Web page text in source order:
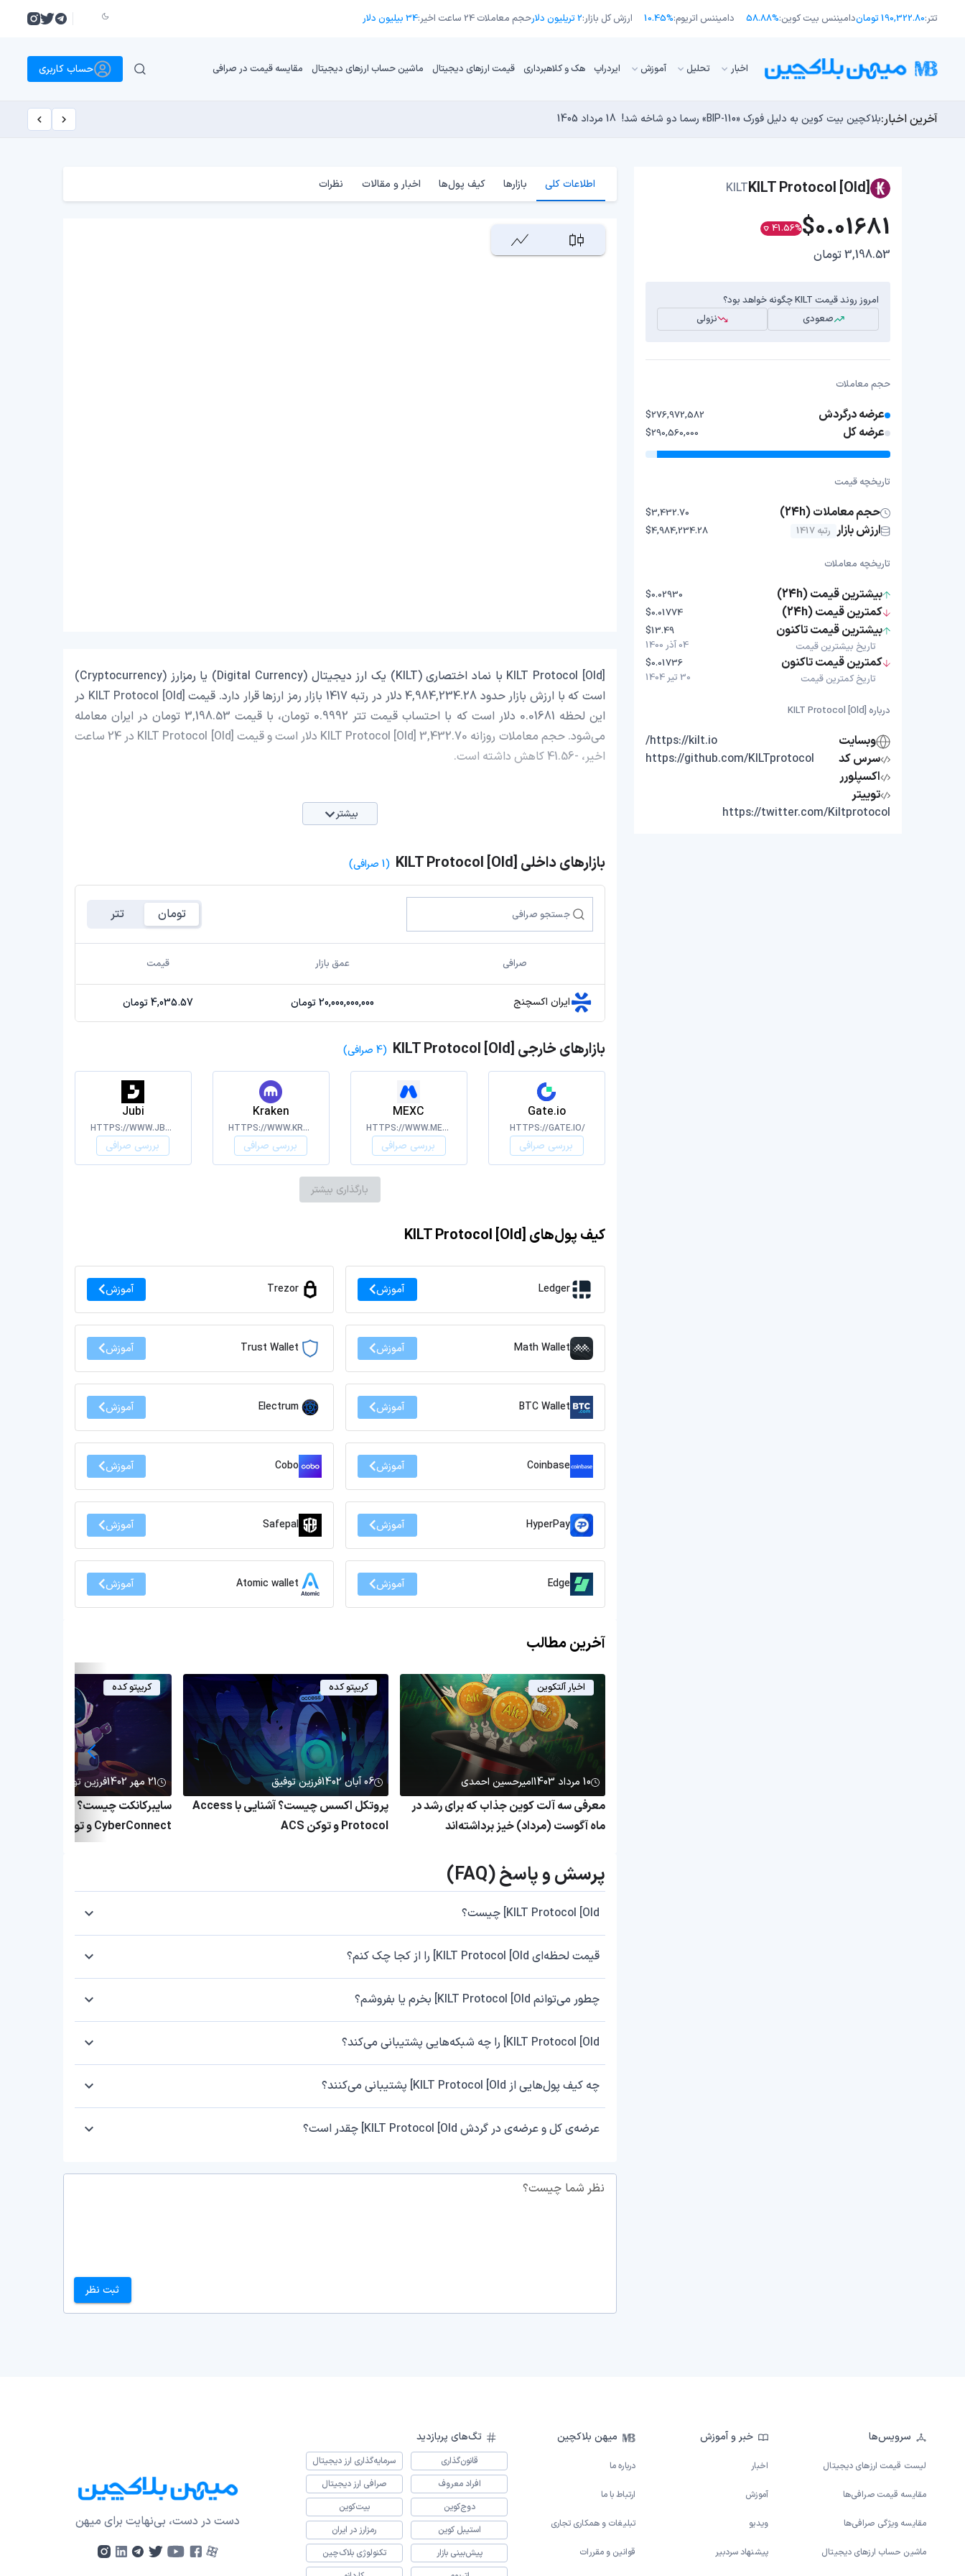
تتر:190,322.80 تومان دامیننس بیت کوین:58.88% دامیننس اتریوم:10.45% ارزش کل بازار:2 تریلیون دلار حجم معاملات 24 ساعت اخیر: 34 بیلیون دلار
اﺧﺒﺎر تحلیل آموزش ایردراپ هک و کلاهبرداری قیمت ارزهای دیجیتال ماشین حساب ارزهای دیجیتال مقایسه قیمت در صرافی حساب کاربری
آخرین اخبار:بلاکچین بیت کوین به دلیل فورک «BIP-110» رسما دو شاخه شد! 18 مرداد 1405
راه‌های حفظ ارزش پول؛ چگونه قدرت خرید خود را در برابر تورم حفظ کنیم؟ 17 مرداد 1405 طرح جدید EIP-8363: آیا کاهش پاداش استیکینگ به ضرر اتریوم تمام می‌شود؟
چرا هوش مصنوعی اکنون در کوتاه‌مدت تهدیدی فوری‌تر از کامپیوترهای کوانتومی برای بیت‌کوین است؟
مایکل ترپین: متاسفم، بیت‌کوین به سمت ۴۳,۵۰۰ دلار در حال سقوط است 16 مرداد 1405
KILT Protocol [Old]
KILT
$0.01681
41.56%
3,198.53 تومان
امروز روند قیمت KILT چگونه خواهد بود؟
صعودی
نزولی
حجم معاملات
عرضه درگردش $276,972,582
عرضه کل $290,560,000
تاریخچه قیمت
حجم معاملات (24h) $3,432.70
ارزش بازار رتبه 1417 $4,984,234.28
تاریخچه معاملات
بیشترین قیمت (24h) $0.02930
کمترین قیمت (24h) $0.01774
بیشترین قیمت تاکنون
تاریخ بیشترین قیمت
$13.49
04 آذر 1400
کمترین قیمت تاکنون
تاریخ کمترین قیمت
$0.01736
30 تیر 1404
درباره KILT Protocol [Old]
وبسایت
https://kilt.io/
سرس کد
https://github.com/KILTprotocol
اکسپلورر
توییتر
https://twitter.com/Kiltprotocol
اطلاعات کلی بازارها کیف پول‌ها اخبار و مقالات نظرات
KILT Protocol [Old] با نماد اختصاری (KILT) یک ارز دیجیتال (Digital Currency) یا رمزارز (Cryptocurrency)
است که با ارزش بازار حدود 4,984,234.28 دلار در رتبه 1417 بازار رمز ارزها قرار دارد. قیمت KILT Protocol [Old] در
این لحظه 0.01681 دلار است که با احتساب قیمت تتر 0.9992 تومان، با قیمت 3,198.53 تومان در ایران معامله
می‌شود. حجم معاملات روزانه KILT Protocol [Old] 3,432.70 دلار است و قیمت KILT Protocol [Old] در 24 ساعت
اخیر، -41.56 کاهش داشته است.
بیشتر
بازارهای داخلی KILT Protocol [Old] (1 صرافی)
تومان تتر
صرافی عمق بازار قیمت
ایران اکسچنج 20,000,000,000 تومان 4,035.57 تومان
بازارهای خارجی KILT Protocol [Old] (4 صرافی)
Gate.io
HTTPS://GATE.IO/
بررسی صرافی
MEXC
HTTPS://WWW.MEXC.COM/
بررسی صرافی
Kraken
HTTPS://WWW.KRAKEN.COM
بررسی صرافی
Jubi
HTTPS://WWW.JBEX.COM/EXCHANGE
بررسی صرافی
بارگذاری بیشتر
کیف پول‌های KILT Protocol [Old]
Ledger آموزش Trezor آموزش
Math Wallet آموزش Trust Wallet آموزش
BTC Wallet آموزش Electrum آموزش
Coinbase آموزش Cobo آموزش
HyperPay آموزش Safepal آموزش
Edge آموزش Atomic wallet آموزش
آخرین مطالب
اخبار آلتکوین
10 مرداد 1403 امیرحسین احمدی
معرفی سه آلت‌ کوین جذاب که برای رشد در
ماه آگوست (مرداد) خیز برداشته‌اند
کریپتو کده
06 آبان 1402 فرزین توفیق
پروتکل اکسس چیست؟ آشنایی با Access
Protocol و توکن ACS
کریپتو کده
21 مهر 1402 فرزین توفیق
سایبرکانکت چیست؟ معرفی پروتکل
CyberConnect و توکن CYBER
پرسش و پاسخ (FAQ)
KILT Protocol [Old] چیست؟
قیمت لحظه‌ای KILT Protocol [Old] را از کجا چک کنم؟
چطور می‌توانم KILT Protocol [Old] بخرم یا بفروشم؟
KILT Protocol [Old] را چه شبکه‌هایی پشتیبانی می‌کند؟
چه کیف پول‌هایی از KILT Protocol [Old] پشتیبانی می‌کنند؟
عرضه‌ی کل و عرضه‌ی در گردش KILT Protocol [Old] چقدر است؟
نظر شما چیست؟
ثبت نظر
سرویس‌ها
لیست قیمت ارزهای دیجیتال
مقایسه قیمت صرافی‌ها
مقایسه ویژگی صرافی‌ها
ماشین حساب ارزهای دیجیتال
خبر و آموزش
اخبار
آموزش
ویدیو
پیشنهاد سردبیر
میهن بلاکچین
درباره ما
ارتباط با ما
تبلیغات و همکاری تجاری
قوانین و مقررات
تگ‌های پربازدید
قانون‌گذاری
سرمایه‌گذاری ارز دیجیتال
افراد معروف
صرافی ارز دیجیتال
دوج‌کوین
بیت‌کوین
استیبل کوین
رمزارز در ایران
پیش‌بینی بازار
تکنولوژی بلاک‌چین
دست در دست، بی‌نهایت برای میهن